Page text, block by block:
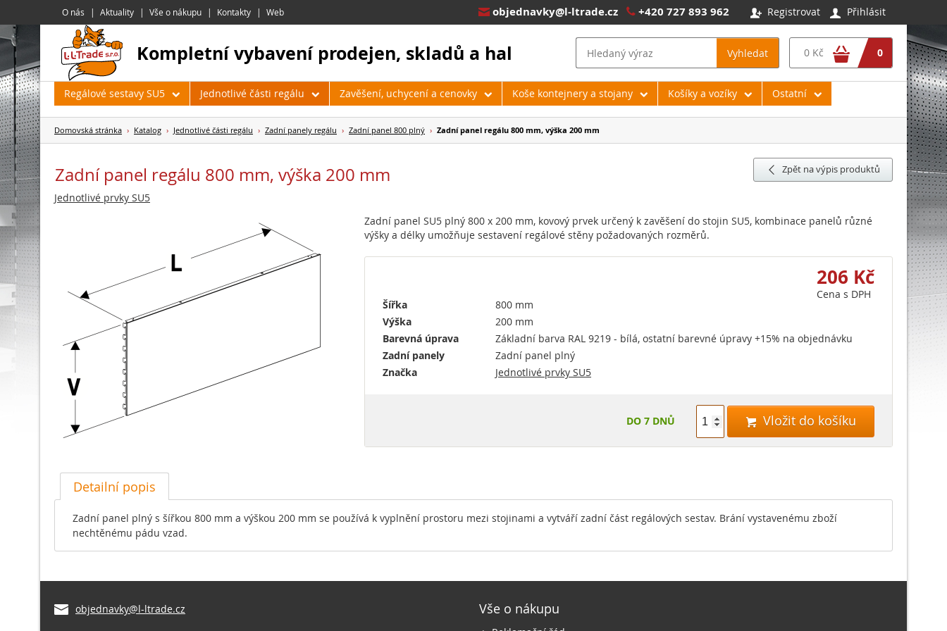
 Registrovat  Přihlásit
 objednavky@l-ltrade.cz  +420 727 893 962
O nás Aktuality Vše o nákupu Kontakty Web
kompletní vybavení prodejen, skladů a hal Vyhledat 0
0 Kč 
Regálové sestavy SU5 Jednotlivé části regálu Zavěšení, uchycení a cenovky Koše kontejnery a stojany Košíky a vozíky Ostatní
Domovská stránka › Katalog › Jednotlivé části regálu › Zadní panely regálu › Zadní panel 800 plný › Zadní panel regálu 800 mm, výška 200 mm
 Zpět na výpis produktů
Zadní panel regálu 800 mm, výška 200 mm
Jednotlivé prvky SU5
Zadní panel SU5 plný 800 x 200 mm, kovový prvek určený k zavěšení do stojin SU5, kombinace panelů různé
výšky a délky umožňuje sestavení regálové stěny požadovaných rozměrů.
206 Kč
Cena s DPH
Šířka
800 mm
Výška
200 mm
Barevná úprava
Základní barva RAL 9219 - bílá, ostatní barevné úpravy +15% na objednávku
Zadní panely
Zadní panel plný
Značka
Jednotlivé prvky SU5
 Vložit do košíku
DO 7 DNŮ
Detailní popis
Zadní panel plný s šířkou 800 mm a výškou 200 mm se používá k vyplnění prostoru mezi stojinami a vytváří zadní část regálových sestav. Brání vystavenému zboží
nechtěnému pádu vzad.
objednavky@l-ltrade.cz Vše o nákupu